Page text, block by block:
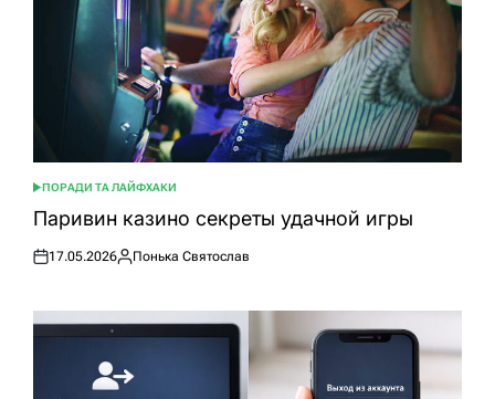
ОПУБЛІКУВАТИ
У
ПОРАДИ ТА ЛАЙФХАКИ
Паривин казино секреты удачной игры
Оприлюднено
17.05.2026
Опубліковано
Понька Святослав